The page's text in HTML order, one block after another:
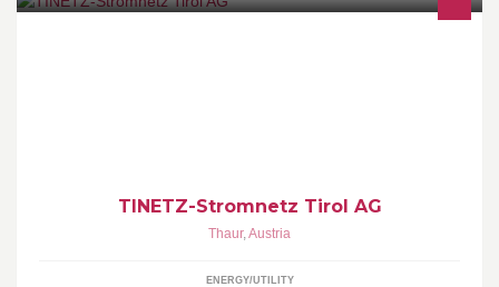
TINETZ-Stromnetz Tirol AG
Thaur,Austria
ENERGY/UTILITY